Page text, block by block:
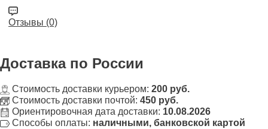
Отзывы (0)
Доставка по России
Стоимость доставки курьером: 200 руб.
Стоимость доставки почтой: 450 руб.
Ориентировочная дата доставки: 10.08.2026
Способы оплаты: наличными, банковской картой